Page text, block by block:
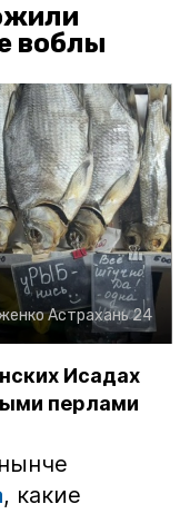
воблы
Астрахань 24
Исадах
перлами
, какие